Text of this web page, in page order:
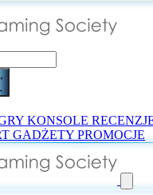
KONSOLE
GADŻETY PROMOCJE